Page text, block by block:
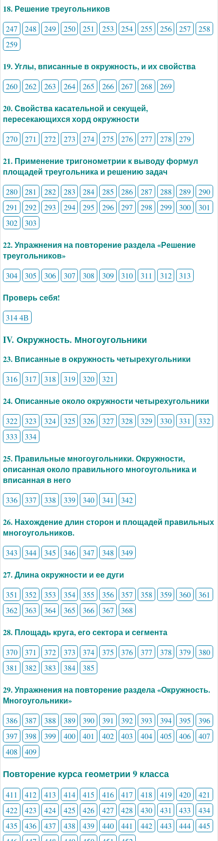
18. Решение треугольников
247 248 249 250 251 253 254 255 256 257
258
259
19. Углы, вписанные в окружность, и их свойства
260 262 263 264 265 266 267 268 269
20. Свойства касательной и секущей,
пересекающихся хорд окружности
270 271 272 273 274 275 276 277 278 279
21. Применение тригонометрии к выводу формул
площадей треугольника и решению задач
280 281 282 283 284 285 286 287 288 289
290
291
292 293 294 295 296 297 298 299 300
301
302
303
22. Упражнения на повторение раздела «Решение
треугольников»
304 305 306 307 308 309 310 311 312 313
Проверь себя!
314 4В
IV. Окружность. Многоугольники
23. Вписанные в окружность четырехугольники
316 317 318 319 320 321
24. Описанные около окружности четырехугольники
322 323 324 325 326 327 328 329 330 331
332
333
334
25. Правильные многоугольники. Окружности,
описанная около правильного многоугольника и
вписанная в него
336 337 338 339 340 341 342
26. Нахождение длин сторон и площадей правильных
многоугольников.
343 344 345 346 347 348 349
27. Длина окружности и ее дуги
351 352 353 354 355 356 357 358 359 360
361
362
363 364 365 366 367 368
28. Площадь круга, его сектора и сегмента
370 371 372 373 374 375 376 377 378 379
380
381
382 383 384 385
29. Упражнения на повторение раздела «Окружность.
Многоугольники»
386 387 388 389 390 391 392 393 394 395
396
397
398 399 400 401 402 403 404 405 406
407
408
409
Повторение курса геометрии 9 класса
411 412 413 414 415 416 417 418 419 420
421
422
423 424 425 426 427 428 430 431 433
434
435
436 437 438 439 440 441 442 443 444
445